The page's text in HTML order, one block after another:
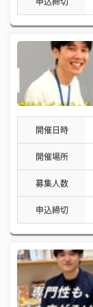
開催日時
開催場所
募集人数
申込締切